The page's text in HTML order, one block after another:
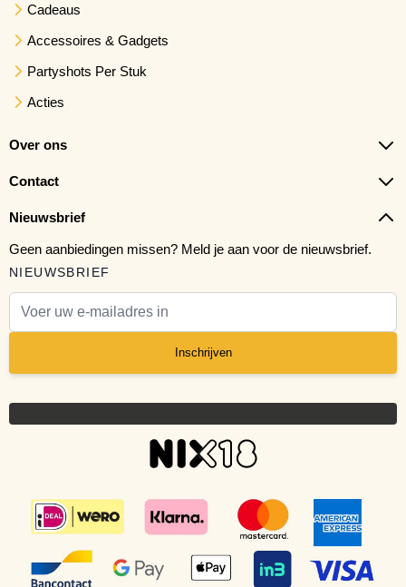
Cadeaus
Accessoires & Gadgets
Partyshots Per Stuk
Acties
Over ons
Contact
Nieuwsbrief
Geen aanbiedingen missen? Meld je aan voor de nieuwsbrief.
NIEUWSBRIEF
Inschrijven